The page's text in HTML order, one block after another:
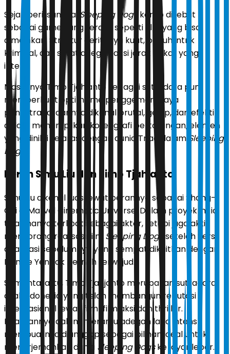
Sejak perilisannya, Sleeping Dogs kerap disebut
sebagai game yang terasa seperti film yang bisa
dimainkan. Struktur ceritanya kuat, penuh intrik
kriminal, dan sarat adegan aksi jarak dekat yang
intens.
Masuknya Timo Tjahjanto sebagai sutradara pun
memperkuat optimisme penggemar. Gaya
penyutradaraannya dikenal brutal, gelap, dan efektif
dalam menampilkan koreografi pertarungan, elemen
yang dinilai selaras dengan dunia Triad dalam Sleeping
Dogs
Peran Simu Liu dan Timo Tjahjanto
Simu Liu dikenal luas lewat perannya sebagai Shang-
Chi di Marvel Cinematic Universe. Dalam proyek ini, ia
tidak hanya terlibat sebagai aktor, tetapi juga aktif
mendorong realisasi film Sleeping Dogs setelah versi
adaptasi sebelumnya yang sempat dikaitkan dengan
Donnie Yen tak pernah terwujud.
Sementara itu, Timo Tjahjanto merupakan sutradara
asal Indonesia yang telah membangun reputasi
internasional lewat film-film aksi dan thriller.
Keahliannya dalam meramu adegan laga intens
membuatnya dianggap sebagai pilihan ideal untuk
menerjemahkan dunia Sleeping Dogske layar lebar.